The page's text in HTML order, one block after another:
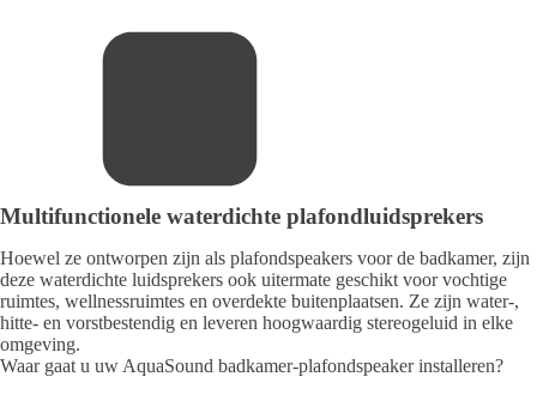
Multifunctionele waterdichte plafondluidsprekers
Hoewel ze ontworpen zijn als plafondspeakers voor de badkamer, zijn
deze waterdichte luidsprekers ook uitermate geschikt voor vochtige
ruimtes, wellnessruimtes en overdekte buitenplaatsen. Ze zijn water-,
hitte- en vorstbestendig en leveren hoogwaardig stereogeluid in elke
omgeving.
Waar gaat u uw AquaSound badkamer-plafondspeaker installeren?